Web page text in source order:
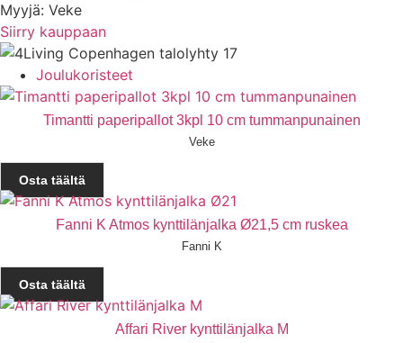
Myyjä: Veke
Siirry kauppaan
Joulukoristeet
Timantti paperipallot 3kpl 10 cm tummanpunainen
Veke
Osta täältä
Fanni K Atmos kynttilänjalka Ø21,5 cm ruskea
Fanni K
Osta täältä
Affari River kynttilänjalka M